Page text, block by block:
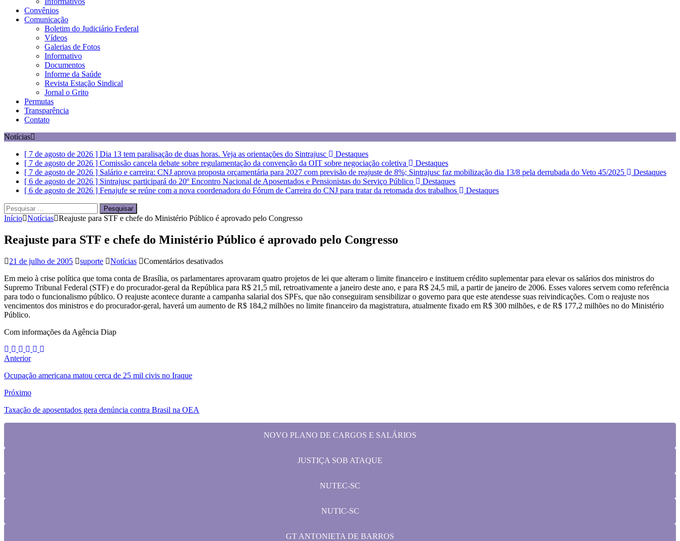
Convênios
Comunicação
Boletim do Judiciário Federal
Vídeos
Galerias de Fotos
Informativo
Documentos
Informe da Saúde
Revista Estação Sindical
Jornal o Grito
Permutas
Transparência
Contato
Notícias
[ 7 de agosto de 2026 ] Dia 13 tem paralisação de duas horas. Veja as orientações do Sintrajusc
Destaques
[ 7 de agosto de 2026 ] Comissão cancela debate sobre regulamentação da convenção da OIT sobre negociação coletiva
Destaques
[ 7 de agosto de 2026 ] Salário e carreira: CNJ aprova proposta orçamentária para 2027 com previsão de reajuste de 8%; Sintrajusc faz mobilização dia 13/8 pela derrubada do Veto 45/2025
Destaques
[ 6 de agosto de 2026 ] Sintrajusc participará do 20º Encontro Nacional de Aposentados e Pensionistas do Serviço Público
Destaques
[ 6 de agosto de 2026 ] Fenajufe se reúne com a nova coordenadora do Fórum de Carreira do CNJ para tratar da retomada dos trabalhos
Destaques
Pesquisar
por:
Início Notícias Reajuste para STF e chefe do Ministério Público é aprovado pelo Congresso
Reajuste para STF e chefe do Ministério Público é aprovado pelo Congresso
21 de julho de 2005 suporte Notícias Comentários desativadosem
para
STF
e
chefe
Em meio à crise política que toma conta de Brasília, os parlamentares aprovaram quatro projetos de lei que alteram o limite financeiro e instituem crédito suplementar para elevar os salários dos ministros do
Supremo Tribunal Federal (STF) e do procurador-geral da República para R$ 21,5 mil, retroativamente a janeiro deste ano, e para R$ 24,5 mil, a partir de janeiro de 2006. Esses valores servem como referência
para todo o funcionalismo público. O reajuste acontece durante a campanha salarial dos SPFs, que não conseguiram sensibilizar o governo para que este atendesse suas reivindicações. Com o reajuste nos
vencimentos dos ministros e do procurador-geral, haverá um aumento de R$ 184,2 milhões no limite financeiro da magistratura, atualmente fixado em R$ 300 milhões, e de R$ 177,2 milhões no do Ministério
Público.
Com informações da Agência Diap
Anterior
Ocupação americana matou cerca de 25 mil civis no Iraque
Próximo
Taxação de aposentados gera denúncia contra Brasil na OEA
NOVO PLANO DE CARGOS E SALÁRIOS
JUSTIÇA SOB ATAQUE
NUTEC-SC
NUTIC-SC
GT ANTONIETA DE BARROS